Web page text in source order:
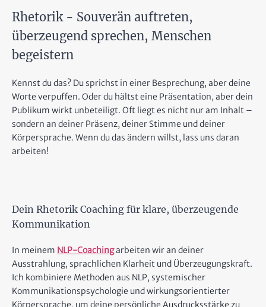
Rhetorik - Souverän auftreten,
überzeugend sprechen, Menschen
begeistern
Kennst du das? Du sprichst in einer Besprechung, aber deine
Worte verpuffen. Oder du hältst eine Präsentation, aber dein
Publikum wirkt unbeteiligt. Oft liegt es nicht nur am Inhalt –
sondern an deiner Präsenz, deiner Stimme und deiner
Körpersprache. Wenn du das ändern willst, lass uns daran
arbeiten!
Dein Rhetorik Coaching für klare, überzeugende
Kommunikation
In meinem NLP-Coachingarbeiten wir an deiner
Ausstrahlung, sprachlichen Klarheit und Überzeugungskraft.
Ich kombiniere Methoden aus NLP, systemischer
Kommunikationspsychologie und wirkungsorientierter
Körpersprache, um deine persönliche Ausdrucksstärke zu